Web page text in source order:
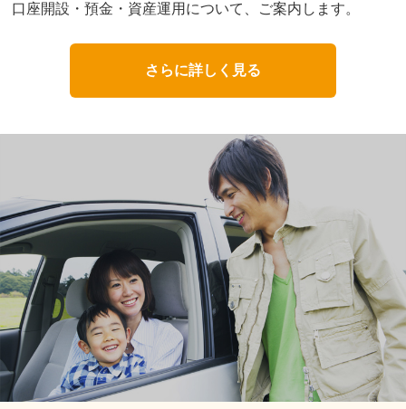
口座開設・預金・資産運用について、ご案内します。
さらに詳しく見る